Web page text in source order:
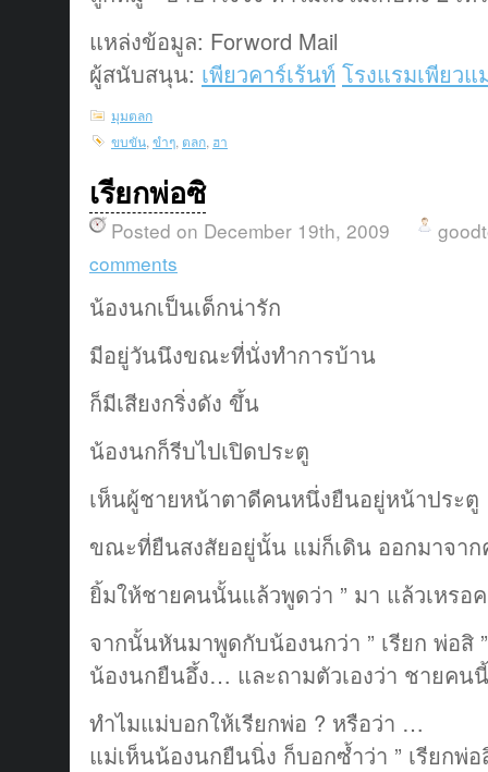
แหล่งข้อมูล: Forword Mail
ผู้สนับสนุน: เพียวคาร์เร้นท์ โรงแรมเพียว
มุมตลก
ขบขัน ขำๆ ตลก ฮา
เรียกพ่อซิ
Posted on December 19th, 2009
comments
น้องนกเป็นเด็กน่ารัก
มีอยู่วันนึงขณะที่นั่งทำการบ้าน
ก็มีเสียงกริ่งดัง ขึ้น
น้องนกก็รีบไปเปิดประตู
เห็นผู้ชายหน้าตาดีคนหนึ่งยืนอยู่หน้าประตู
ขณะที่ยืนสงสัยอยู่นั้น แม่ก็เดิน ออกมาจาก
ยิ้มให้ชายคนนั้นแล้วพูดว่า ” มา แล้วเหรอค
จากนั้นหันมาพูดกับน้องนกว่า ” เรียก พ่อสิ ”
น้องนกยืนอึ้ง… และถามตัวเองว่า ชายคน
ทำไมแม่บอกให้เรียกพ่อ ? หรือว่า …
แม่เห็นน้องนกยืนนิ่ง ก็บอกซํ้าว่า ” เรียกพ่อ